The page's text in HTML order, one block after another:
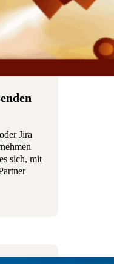
Jira
sich, mit